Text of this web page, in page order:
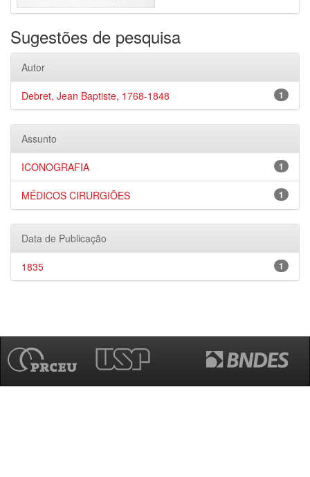
Sugestões de pesquisa
Autor
1
Debret, Jean Baptiste, 1768-1848
Assunto
1
ICONOGRAFIA
1
MÉDICOS CIRURGIÕES
Data de Publicação
1
1835